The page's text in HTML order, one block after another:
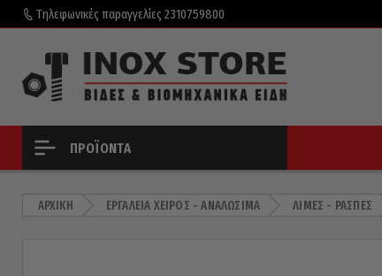
Τηλεφωνικές παραγγελίες 2310759800
ΠΡΟΪΌΝΤΑ
ΑΡΧΙΚΉ ΕΡΓΑΛΕΊΑ ΧΕΙΡΌΣ - ΑΝΑΛΏΣΙΜΑ ΛΊΜΕΣ - ΡΆΣΠΕΣ